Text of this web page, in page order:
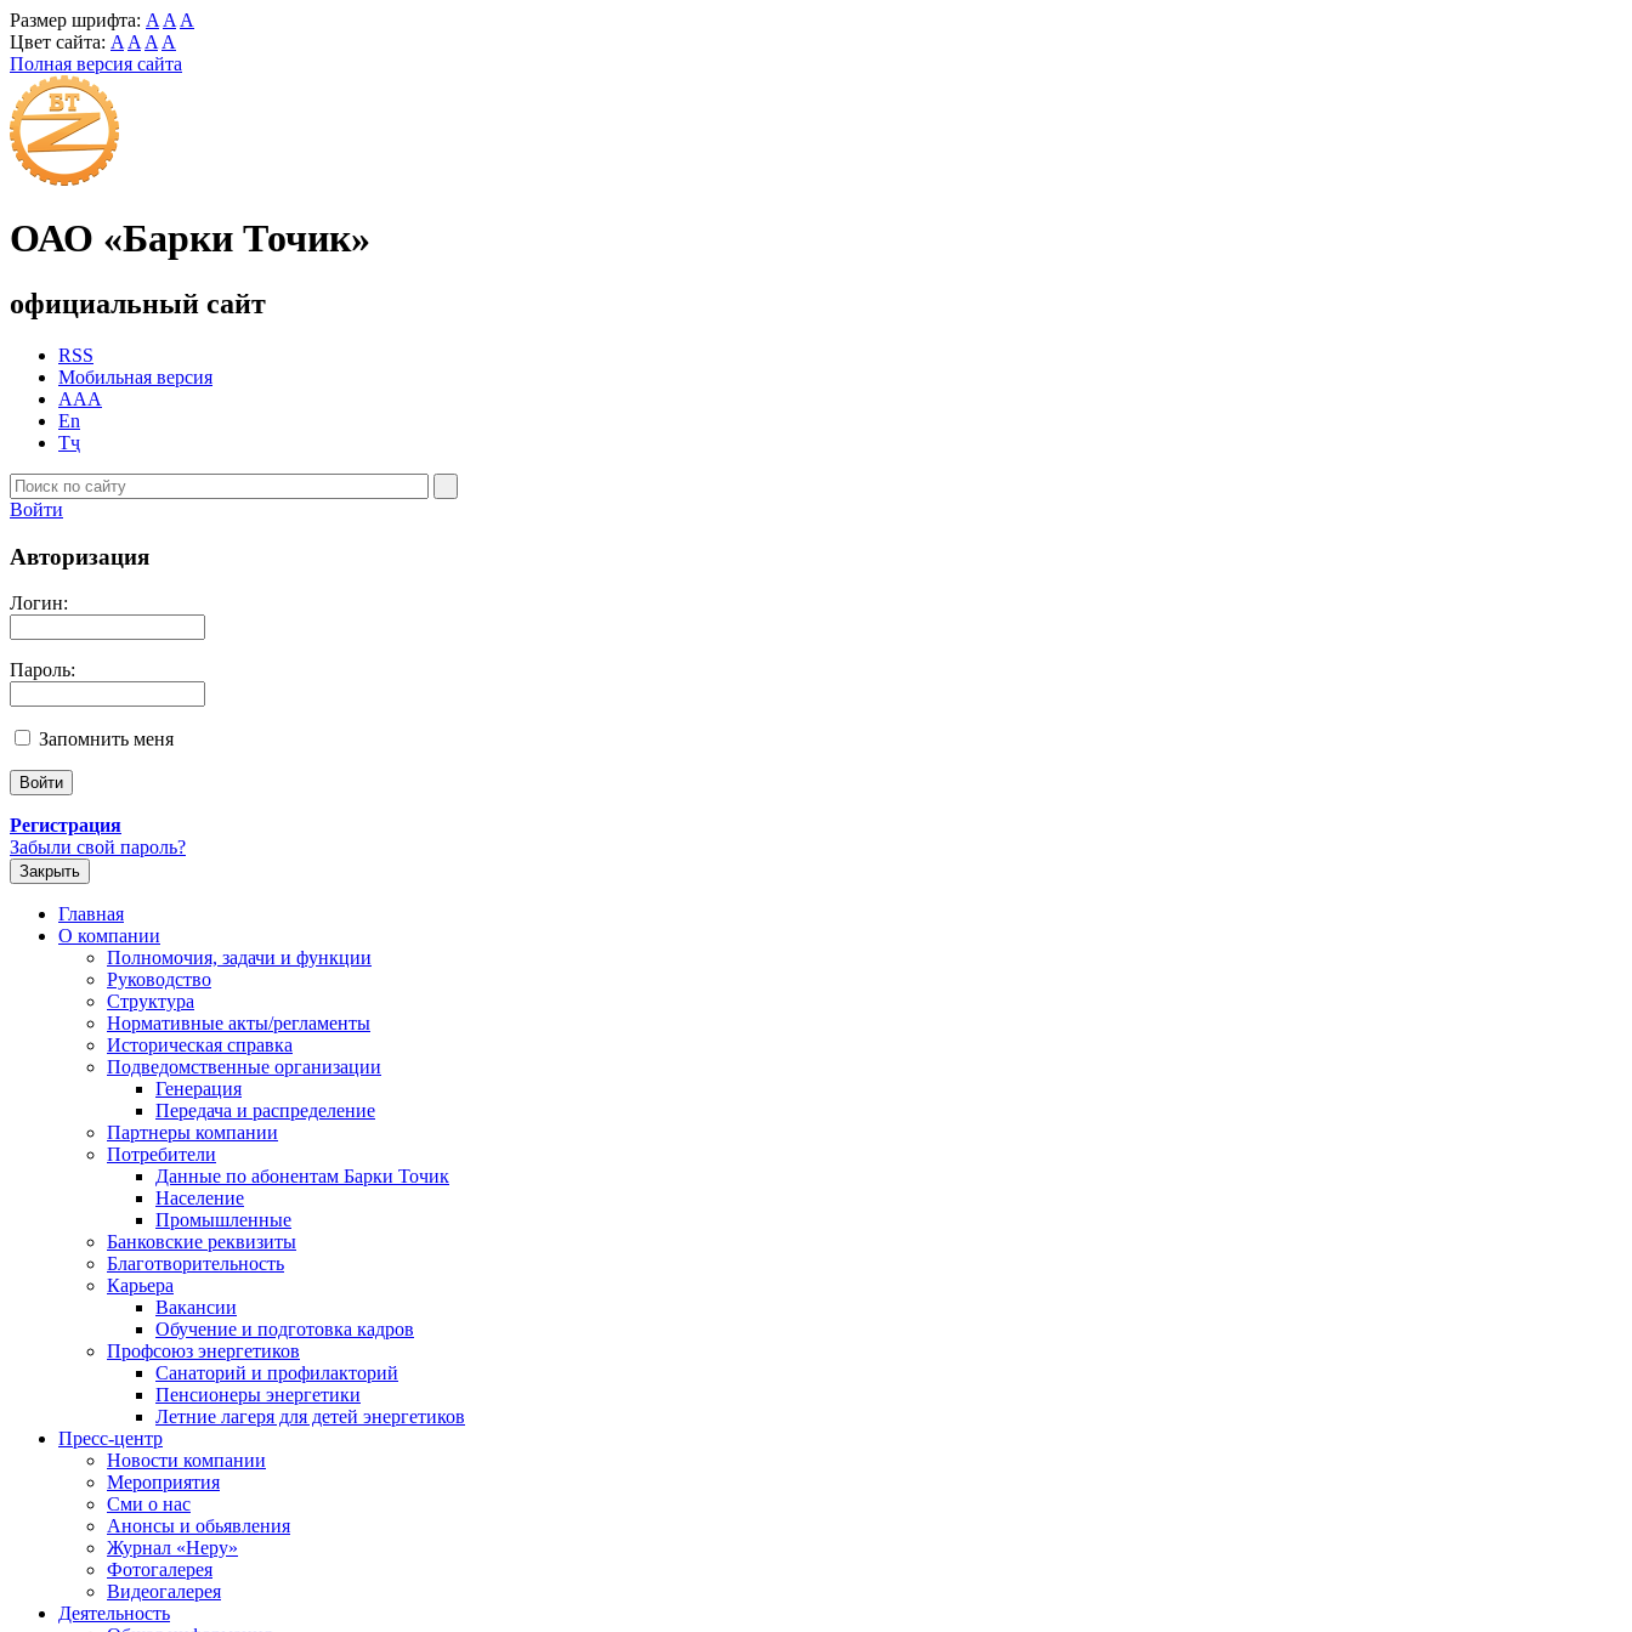
Размер шрифта: A A A
Цвет сайта: A A A A
Полная версия сайта
ОАО «Барки Точик»
официальный сайт
RSS
Мобильная версия
AAA
En
Тҷ
Войти
Авторизация
Логин:
Пароль:
Запомнить меня
Регистрация
Забыли свой пароль?
Закрыть
Главная
О компании
Полномочия, задачи и функции
Руководство
Структура
Нормативные акты/регламенты
Историческая справка
Подведомственные организации
Генерация
Передача и распределение
Партнеры компании
Потребители
Данные по абонентам Барки Точик
Население
Промышленные
Банковские реквизиты
Благотворительность
Карьера
Вакансии
Обучение и подготовка кадров
Профсоюз энергетиков
Санаторий и профилакторий
Пенсионеры энергетики
Летние лагеря для детей энергетиков
Пресс-центр
Новости компании
Мероприятия
Сми о нас
Анонсы и обьявления
Журнал «Неру»
Фотогалерея
Видеогалерея
Деятельность